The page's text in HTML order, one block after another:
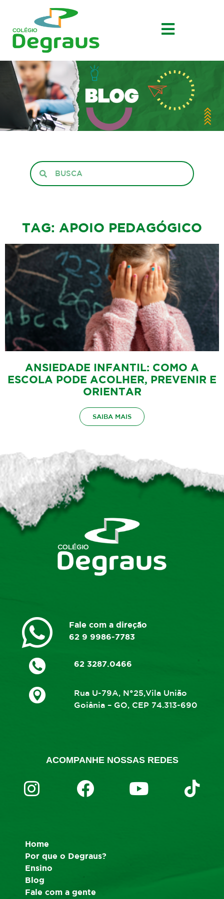
TAG: APOIO PEDAGÓGICO
ANSIEDADE INFANTIL: COMO A
ESCOLA PODE ACOLHER, PREVENIR E
ORIENTAR
SAIBA MAIS
Fale com a direção
62 9 9986-7783
62 3287.0466
Rua U-79A, N°25,Vila União
Goiânia – GO, CEP 74.313-690
ACOMPANHE NOSSAS REDES
Home
Por que o Degraus?
Ensino
Blog
Fale com a gente